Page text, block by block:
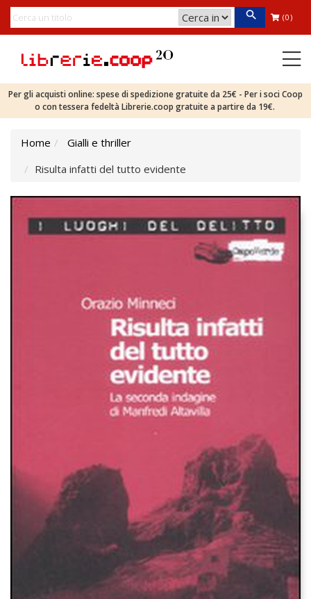
(0)
Per gli acquisti online: spese di spedizione gratuite da 25€ - Per i soci Coop
o con tessera fedeltà Librerie.coop gratuite a partire da 19€.
Home
Gialli e thriller
Risulta infatti del tutto evidente